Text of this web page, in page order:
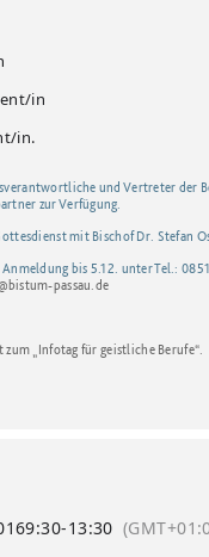
in
in.
und Vertreter der
zur Verfügung.
mit Bischof Dr. Stefan
bis 5.12. unter Tel.:
passau.de
zum „Infotag für geistliche Berufe“.
9:30-13:30